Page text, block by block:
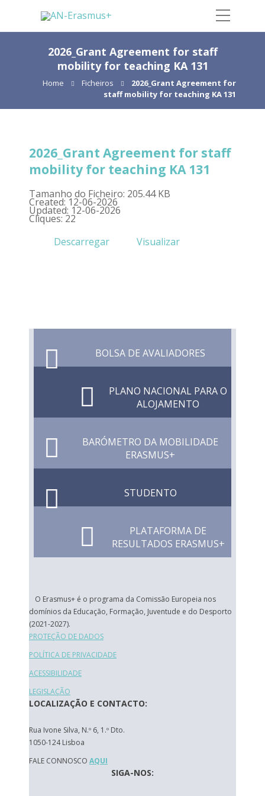
2026_Grant Agreement for staff
mobility for teaching KA 131
Home Ficheiros
2026_Grant Agreement for
staff mobility for teaching KA 131
2026_Grant Agreement for staff
mobility for teaching KA 131
Tamanho do Ficheiro: 205.44 KB
Created: 12-06-2026
Updated: 12-06-2026
Cliques: 22
Descarregar
Visualizar
BOLSA DE AVALIADORES
PLANO NACIONAL PARA O
ALOJAMENTO
BARÓMETRO DA MOBILIDADE
ERASMUS+
STUDENTO
PLATAFORMA DE
RESULTADOS ERASMUS+
O Erasmus+ é o programa da Comissão Europeia nos
domínios da Educação, Formação, Juventude e do Desporto
(2021-2027).
PROTEÇÃO DE DADOS
POLÍTICA DE PRIVACIDADE
ACESSIBILIDADE
LEGISLAÇÃO
LOCALIZAÇÃO E CONTACTO:
Rua Ivone Silva, N.º 6, 1.º Dto.
1050-124 Lisboa
FALE CONNOSCO AQUI
SIGA-NOS: